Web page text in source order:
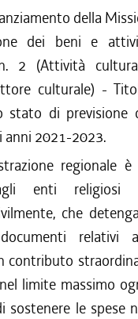
della
dei beni e
2 (Attività
culturale) -
stato di previsione
anni 2021-2023.
regionale
enti religiosi
che
relativi
contributo
limite massimo
sostenere le spese